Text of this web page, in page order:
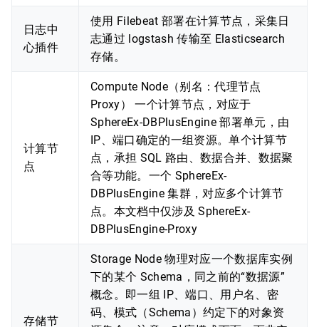
日志中
心插件
使用 Filebeat 部署在计算节点，采集日
志通过 logstash 传输至 Elasticsearch
存储。
计算节
点
Compute Node（别名：代理节点
Proxy） 一个计算节点，对应于
SphereEx-DBPlusEngine 部署单元，由
IP、端口确定的一组资源。单个计算节
点，承担 SQL 路由、数据合并、数据聚
合等功能。一个 SphereEx-
DBPlusEngine 集群，对应多个计算节
点。本文档中仅涉及 SphereEx-
DBPlusEngine-Proxy
存储节
Storage Node 物理对应一个数据库实例
下的某个 Schema，同之前的“数据源”
概念。即一组 IP、端口、用户名、密
码、模式（Schema）约定下的对象资